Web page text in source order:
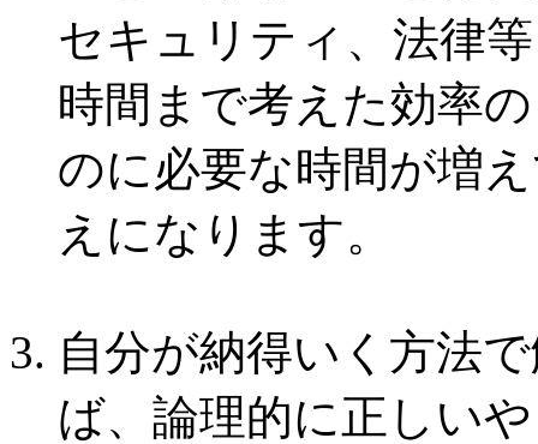
セキュリティ、法律
時間まで考えた効率
のに必要な時間が増
えになります。
自分が納得いく方法
ば、論理的に正しい